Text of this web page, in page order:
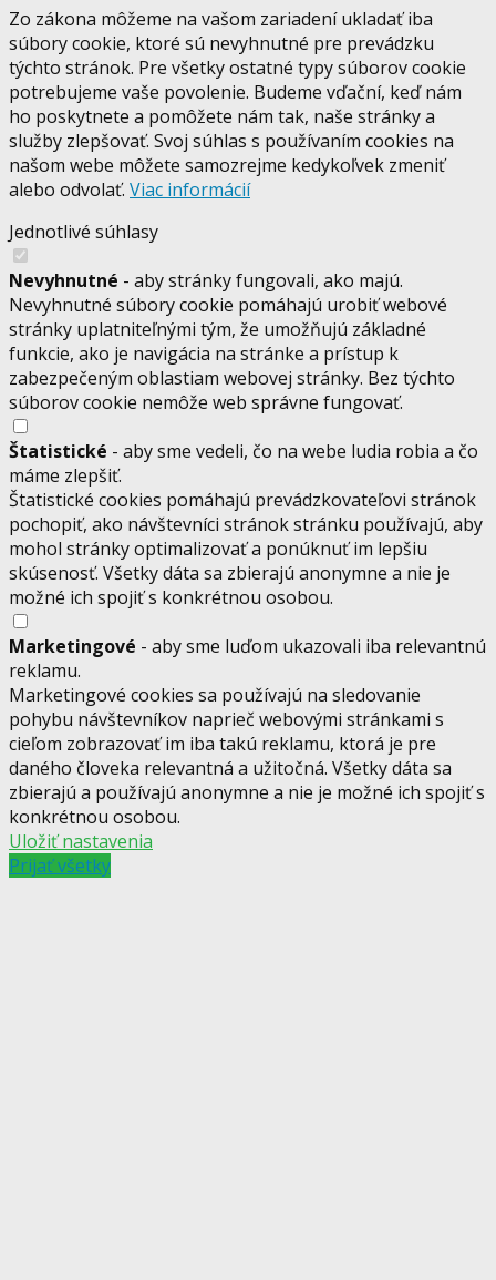
Zo zákona môžeme na vašom zariadení ukladať iba
súbory cookie, ktoré sú nevyhnutné pre prevádzku
týchto stránok. Pre všetky ostatné typy súborov cookie
potrebujeme vaše povolenie. Budeme vďační, keď nám
ho poskytnete a pomôžete nám tak, naše stránky a
služby zlepšovať. Svoj súhlas s používaním cookies na
našom webe môžete samozrejme kedykoľvek zmeniť
alebo odvolať. Viac informácií
Jednotlivé súhlasy
Nevyhnutné - aby stránky fungovali, ako majú.
Nevyhnutné súbory cookie pomáhajú urobiť webové
stránky uplatniteľnými tým, že umožňujú základné
funkcie, ako je navigácia na stránke a prístup k
zabezpečeným oblastiam webovej stránky. Bez týchto
súborov cookie nemôže web správne fungovať.
Štatistické - aby sme vedeli, čo na webe ludia robia a čo
máme zlepšiť.
Štatistické cookies pomáhajú prevádzkovateľovi stránok
pochopiť, ako návštevníci stránok stránku používajú, aby
mohol stránky optimalizovať a ponúknuť im lepšiu
skúsenosť. Všetky dáta sa zbierajú anonymne a nie je
možné ich spojiť s konkrétnou osobou.
Marketingové - aby sme luďom ukazovali iba relevantnú
reklamu.
Marketingové cookies sa používajú na sledovanie
pohybu návštevníkov naprieč webovými stránkami s
cieľom zobrazovať im iba takú reklamu, ktorá je pre
daného človeka relevantná a užitočná. Všetky dáta sa
zbierajú a používajú anonymne a nie je možné ich spojiť s
konkrétnou osobou.
Uložiť nastavenia
Prijať všetky